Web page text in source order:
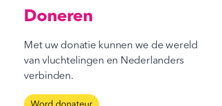
Doneren
Met uw donatie kunnen we de wereld
van vluchtelingen en Nederlanders
verbinden.